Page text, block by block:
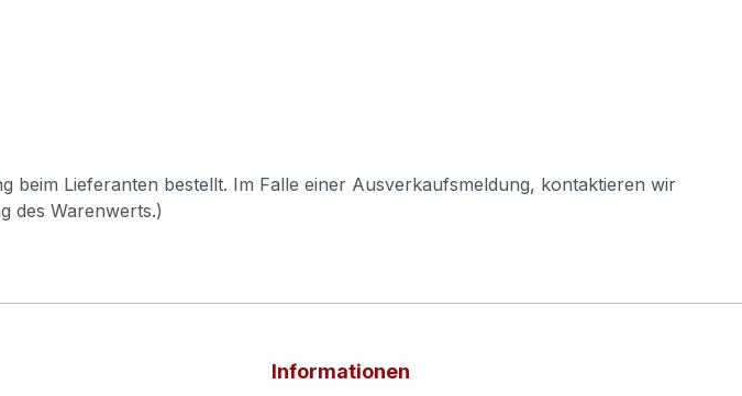
Lieferanten bestellt. Im Falle einer Ausverkaufsmeldung, kontaktieren wir
des Warenwerts.)
Informationen